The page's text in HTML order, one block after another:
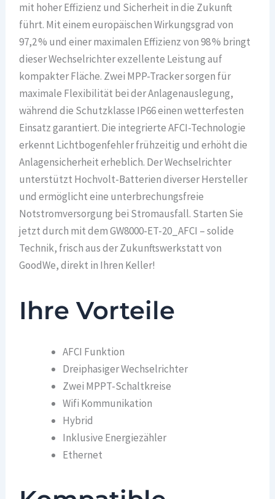
mit hoher Effizienz und Sicherheit in die Zukunft
führt. Mit einem europäischen Wirkungsgrad von
97,2 % und einer maximalen Effizienz von 98 % bringt
dieser Wechselrichter exzellente Leistung auf
kompakter Fläche. Zwei MPP-Tracker sorgen für
maximale Flexibilität bei der Anlagenauslegung,
während die Schutzklasse IP66 einen wetterfesten
Einsatz garantiert. Die integrierte AFCI-Technologie
erkennt Lichtbogenfehler frühzeitig und erhöht die
Anlagensicherheit erheblich. Der Wechselrichter
unterstützt Hochvolt-Batterien diverser Hersteller
und ermöglicht eine unterbrechungsfreie
Notstromversorgung bei Stromausfall. Starten Sie
jetzt durch mit dem GW8000-ET-20_AFCI – solide
Technik, frisch aus der Zukunftswerkstatt von
GoodWe, direkt in Ihren Keller!
Ihre Vorteile
AFCI Funktion
Dreiphasiger Wechselrichter
Zwei MPPT-Schaltkreise
Wifi Kommunikation
Hybrid
Inklusive Energiezähler
Ethernet